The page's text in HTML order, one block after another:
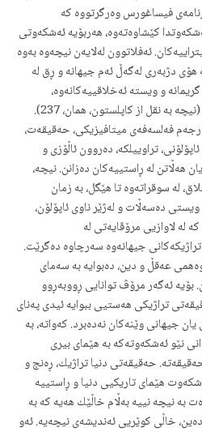
فیساغورس وەرگرتووە كە
كێشاوەتەوە، هەربۆیە ئەشكەوتی
ئەفلاتوون لەلایەن نیچەوە بەوە
دژبەری لەگەڵ ئەم جیهانە و ڕق لە
و ویستە ئەخلاقییەكانەوە،
جیهانێكی تایبەت درووست بكات (نیچە بە نقل از كاپلستون، همان، 237).
فەلسەفەی میتافیزیكی، حەقیقەت،
تراوییلكە، دەروون ئاڵۆزی و
هەڵاتن لە ڕاستییەكان دەزانن. نیچە،
لە سوقراتەوە تا هێگل، بە زمان
دەسەڵات و لەژێر ناوی ئاپۆلۆن،
لە لاوازیی مرۆڤایەتی لە
جیهانەوە سەرچاوە دەگرێت.
عەقڵ و دین، دەبوایە بە سەمای
بۆیە ئەگەر مرۆڤ توانایی ڕووبەڕوو
تراژیكی هەستیی ببوایە ئیدی پەنای
جیهانی وێنەكان نەدەبرد. كەواتە، بە
نێو ئەشكەوتەكە بە هێمای بیری
حەقیقەتی دنیا تراژیك‌، ڕەنج و
هێمای تاریكیی دنیا و ڕاستییە
بە نیچە نییە بەڵام خاڵێك هەیە كە بە
خاڵی كوێریی ئەندیشەی نیچەیە. ئەو